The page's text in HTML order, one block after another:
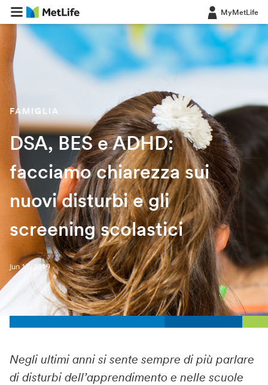
MyMetLife
FAMIGLIA
DSA, BES e ADHD:
facciamo chiarezza sui
nuovi disturbi e gli
screening scolastici
Jun 17, 2019
Negli ultimi anni si sente sempre di più parlare
di disturbi dell’apprendimento e nelle scuole